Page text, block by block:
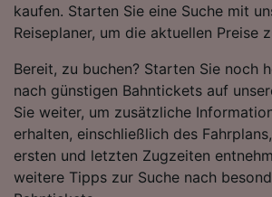
kaufen. Starten Sie eine Suche mit
Reiseplaner, um die aktuellen Preise
Bereit, zu buchen? Starten Sie noch
nach günstigen Bahntickets auf
Sie weiter, um zusätzliche
erhalten, einschließlich des
ersten und letzten Zugzeiten
weitere Tipps zur Suche nach